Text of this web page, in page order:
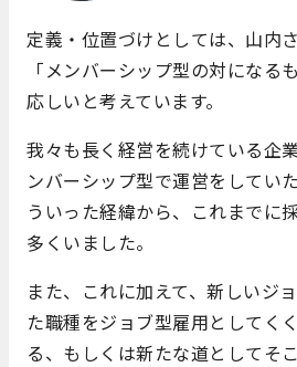
定義・位置づけとしては、山内
「メンバーシップ型の対になる
応しいと考えています。
我々も長く経営を続けている企
ンバーシップ型で運営をしてい
ういった経緯から、これまでに
多くいました。
また、これに加えて、新しいジ
た職種をジョブ型雇用としてく
る、もしくは新たな道としてそ